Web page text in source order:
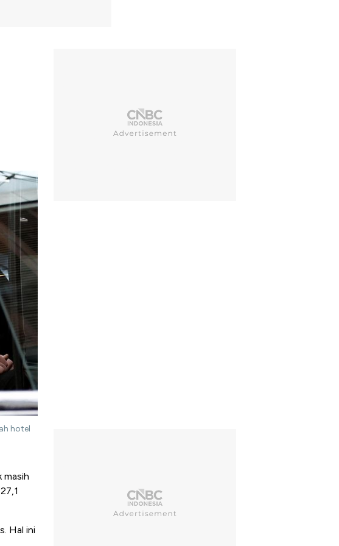
hotel
masih
Hal ini